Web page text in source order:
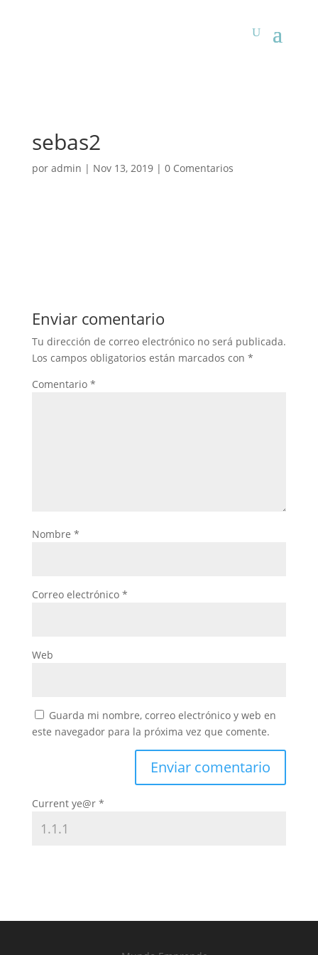
sebas2
por admin | Nov 13, 2019| 0 Comentarios
Enviar comentario
Tu dirección de correo electrónico no será publicada.
Los campos obligatorios están marcados con *
Comentario *
Nombre *
Correo electrónico *
Web
Guarda mi nombre, correo electrónico y web en
este navegador para la próxima vez que comente.
Current ye@r *